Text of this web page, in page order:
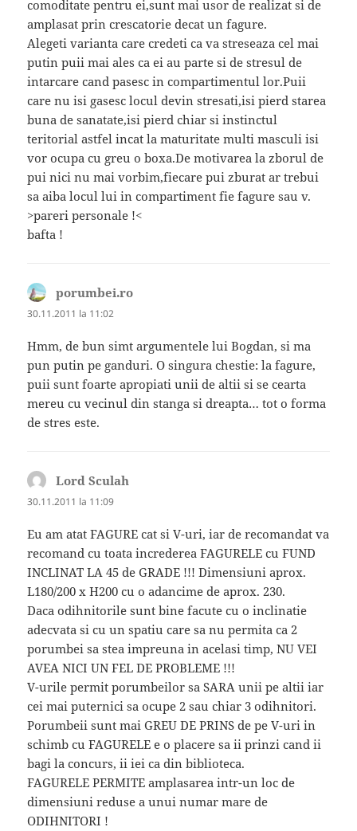
comoditate pentru ei,sunt mai usor de realizat si de
amplasat prin crescatorie decat un fagure.
Alegeti varianta care credeti ca va streseaza cel mai
putin puii mai ales ca ei au parte si de stresul de
intarcare cand pasesc in compartimentul lor.Puii
care nu isi gasesc locul devin stresati,isi pierd starea
buna de sanatate,isi pierd chiar si instinctul
teritorial astfel incat la maturitate multi masculi isi
vor ocupa cu greu o boxa.De motivarea la zborul de
pui nici nu mai vorbim,fiecare pui zburat ar trebui
sa aiba locul lui in compartiment fie fagure sau v.
>pareri personale !<
bafta !
porumbei.ro
30.11.2011 la 11:02
Hmm, de bun simt argumentele lui Bogdan, si ma
pun putin pe ganduri. O singura chestie: la fagure,
puii sunt foarte apropiati unii de altii si se cearta
mereu cu vecinul din stanga si dreapta… tot o forma
de stres este.
Lord Sculah
30.11.2011 la 11:09
Eu am atat FAGURE cat si V-uri, iar de recomandat va
recomand cu toata increderea FAGURELE cu FUND
INCLINAT LA 45 de GRADE !!! Dimensiuni aprox.
L180/200 x H200 cu o adancime de aprox. 230.
Daca odihnitorile sunt bine facute cu o inclinatie
adecvata si cu un spatiu care sa nu permita ca 2
porumbei sa stea impreuna in acelasi timp, NU VEI
AVEA NICI UN FEL DE PROBLEME !!!
V-urile permit porumbeilor sa SARA unii pe altii iar
cei mai puternici sa ocupe 2 sau chiar 3 odihnitori.
Porumbeii sunt mai GREU DE PRINS de pe V-uri in
schimb cu FAGURELE e o placere sa ii prinzi cand ii
bagi la concurs, ii iei ca din biblioteca.
FAGURELE PERMITE amplasarea intr-un loc de
dimensiuni reduse a unui numar mare de
ODIHNITORI !